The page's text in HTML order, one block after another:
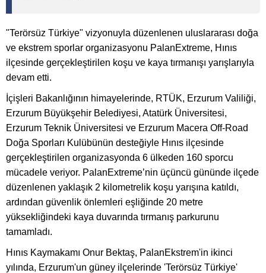
"Terörsüz Türkiye" vizyonuyla düzenlenen uluslararası doğa
ve ekstrem sporlar organizasyonu PalanExtreme, Hınıs
ilçesinde gerçekleştirilen koşu ve kaya tırmanışı yarışlarıyla
devam etti.
İçişleri Bakanlığının himayelerinde, RTÜK, Erzurum Valiliği,
Erzurum Büyükşehir Belediyesi, Atatürk Üniversitesi,
Erzurum Teknik Üniversitesi ve Erzurum Macera Off-Road
Doğa Sporları Kulübünün desteğiyle Hınıs ilçesinde
gerçekleştirilen organizasyonda 6 ülkeden 160 sporcu
mücadele veriyor. PalanExtreme’nin üçüncü gününde ilçede
düzenlenen yaklaşık 2 kilometrelik koşu yarışına katıldı,
ardından güvenlik önlemleri eşliğinde 20 metre
yüksekliğindeki kaya duvarında tırmanış parkurunu
tamamladı.
Hınıs Kaymakamı Onur Bektaş, PalanEkstrem'in ikinci
yılında, Erzurum'un güney ilçelerinde 'Terörsüz Türkiye'